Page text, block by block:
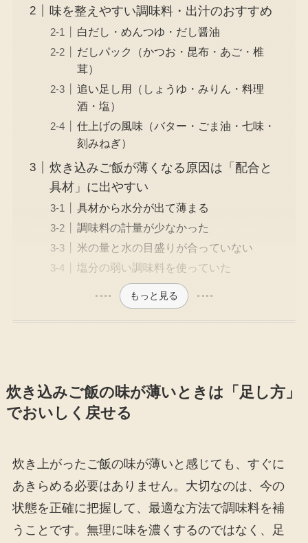
味を整えやすい調味料・出汁のおすすめ
白だし・めんつゆ・だし醤油
だしパック（かつお・昆布・あご・椎
茸）
追い足し用（しょうゆ・みりん・料理
酒・塩）
仕上げの風味（バター・ごま油・七味・
刻みねぎ）
炊き込みご飯が薄くなる原因は「配合と
具材」に出やすい
具材から水分が出て薄まる
調味料の計量が少なかった
米の量と水の目盛りが合っていない
塩分の弱い調味料を使っていた
もっと見る
炊き込みご飯の味が薄いときは「足し方」
でおいしく戻せる
炊き上がったご飯の味が薄いと感じても、すぐに
あきらめる必要はありません。大切なのは、今の
状態を正確に把握して、最適な方法で調味料を補
うことです。無理に味を濃くするのではなく、足